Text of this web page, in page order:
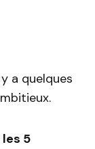
a quelques
5